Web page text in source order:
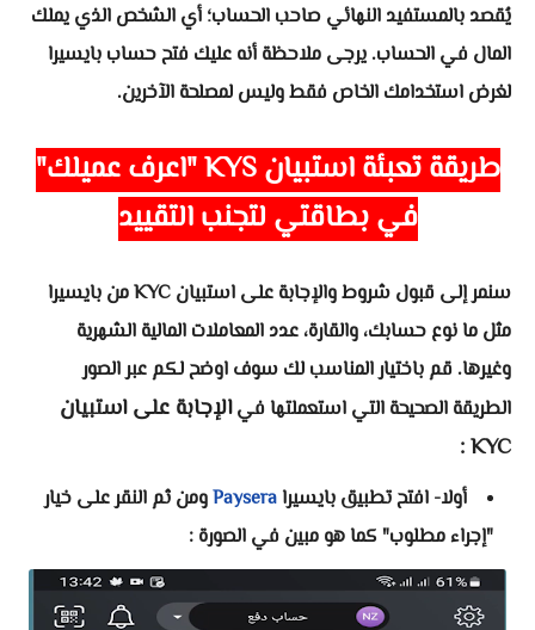
يُقصد بالمستفيد النهائي صاحب الحساب؛ أي الشخص الذي يملك
المال في الحساب. يرجى ملاحظة أنه عليك فتح حساب بايسيرا
لغرض استخدامك الخاص فقط وليس لمصلحة الآخرين.
طريقة تعبئة استبيان KYS "اعرف عميلك"
في بطاقتي لتجنب التقييد
سنمر إلى قبول شروط والإجابة على استبيان KYC من بايسيرا
مثل ما نوع حسابك، والقارة، عدد المعاملات المالية الشهرية
وغيرها. قم باختيار المناسب لك سوف اوضح لكم عبر الصور
الطريقة الصحيحة التي استعملتها فيالإجابة على استبيان
KYC :
أولا- افتح تطبيق بايسيرا Payseraومن ثم النقر على خيار
"إجراء مطلوب" كما هو مبين في الصورة :